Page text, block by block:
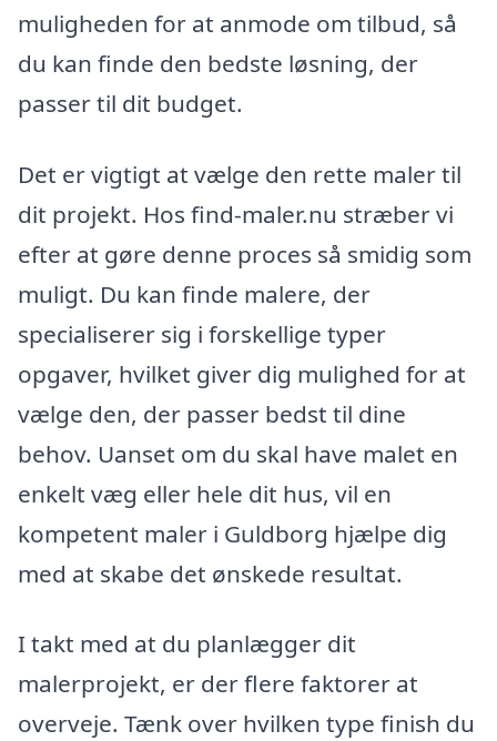
muligheden for at anmode om tilbud, så
du kan finde den bedste løsning, der
passer til dit budget.
Det er vigtigt at vælge den rette maler til
dit projekt. Hos find-maler.nu stræber vi
efter at gøre denne proces så smidig som
muligt. Du kan finde malere, der
specialiserer sig i forskellige typer
opgaver, hvilket giver dig mulighed for at
vælge den, der passer bedst til dine
behov. Uanset om du skal have malet en
enkelt væg eller hele dit hus, vil en
kompetent maler i Guldborg hjælpe dig
med at skabe det ønskede resultat.
I takt med at du planlægger dit
malerprojekt, er der flere faktorer at
overveje. Tænk over hvilken type finish du